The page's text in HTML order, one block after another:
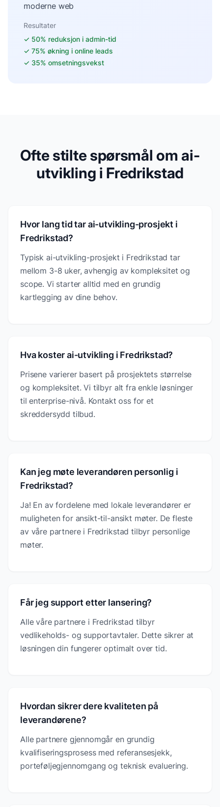
moderne web
Resultater
✓ 50% reduksjon i admin-tid
✓ 75% økning i online leads
✓ 35% omsetningsvekst
Ofte stilte spørsmål om ai-
utvikling i Fredrikstad
Hvor lang tid tar ai-utvikling-prosjekt i
Fredrikstad?
Typisk ai-utvikling-prosjekt i Fredrikstad tar
mellom 3-8 uker, avhengig av kompleksitet og
scope. Vi starter alltid med en grundig
kartlegging av dine behov.
Hva koster ai-utvikling i Fredrikstad?
Prisene varierer basert på prosjektets størrelse
og kompleksitet. Vi tilbyr alt fra enkle løsninger
til enterprise-nivå. Kontakt oss for et
skreddersydd tilbud.
Kan jeg møte leverandøren personlig i
Fredrikstad?
Ja! En av fordelene med lokale leverandører er
muligheten for ansikt-til-ansikt møter. De fleste
av våre partnere i Fredrikstad tilbyr personlige
møter.
Får jeg support etter lansering?
Alle våre partnere i Fredrikstad tilbyr
vedlikeholds- og supportavtaler. Dette sikrer at
løsningen din fungerer optimalt over tid.
Hvordan sikrer dere kvaliteten på
leverandørene?
Alle partnere gjennomgår en grundig
kvalifiseringsprosess med referansesjekk,
porteføljegjennomgang og teknisk evaluering.